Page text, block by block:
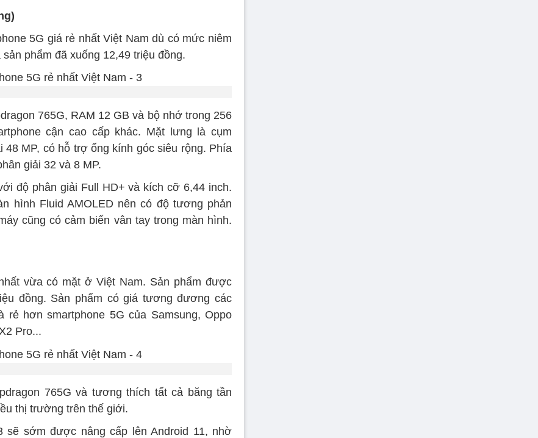
5G giá rẻ nhất Việt Nam dù có mức niêm
phẩm đã xuống 12,49 triệu đồng.
765G, RAM 12 GB và bộ nhớ trong 256
cận cao cấp khác. Mặt lưng là cụm
MP, có hỗ trợ ống kính góc siêu rộng. Phía
giải 32 và 8 MP.
độ phân giải Full HD+ và kích cỡ 6,44 inch.
hình Fluid AMOLED nên có độ tương phản
cũng có cảm biến vân tay trong màn hình.
vừa có mặt ở Việt Nam. Sản phẩm được
đồng. Sản phẩm có giá tương đương các
rẻ hơn smartphone 5G của Samsung, Oppo
Pro...
765G và tương thích tất cả băng tần
thị trường trên thế giới.
sẽ sớm được nâng cấp lên Android 11, nhờ